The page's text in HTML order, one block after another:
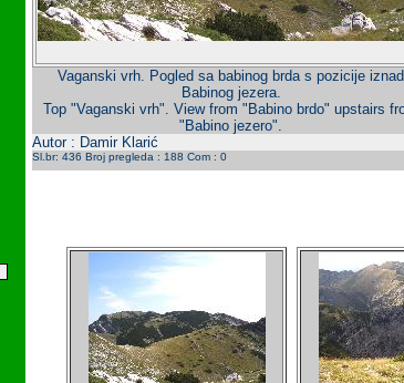
Vaganski vrh. Pogled sa babinog brda s pozicije iznad
Babinog jezera.
Top "Vaganski vrh". View from "Babino brdo" upstairs
"Babino jezero".
Autor : Damir Klarić
Sl.br: 436 Broj pregleda : 188 Com : 0